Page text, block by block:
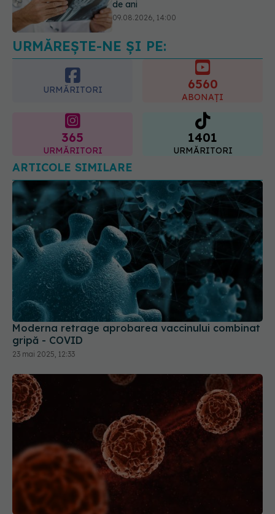
caniculă. Recomandările
specialiștilor
URMĂREȘTE-NE ȘI PE:
URMĂRITORI 6560
ABONAȚI
365
URMĂRITORI
1401
URMĂRITORI
ARTICOLE SIMILARE
Moderna retrage aprobarea vaccinului combinat
gripă - COVID
23 mai 2025, 12:33